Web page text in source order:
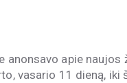
anonsavo apie
vasario 11 dieną, iki